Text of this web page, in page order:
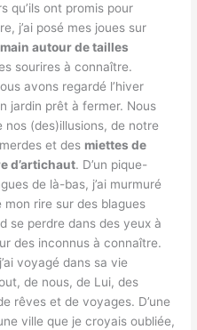
qu’ils ont promis pour
j’ai posé mes joues sur
main autour de tailles
sourires à connaître.
avons regardé l’hiver
jardin prêt à fermer. Nous
(des)illusions, de notre
et des miettes de
d’artichaut. D’un pique-
de là-bas, j’ai murmuré
mon rire sur des blagues
se perdre dans des yeux à
des inconnus à connaître.
voyagé dans sa vie
de nous, de Lui, des
rêves et de voyages. D’une
ville que je croyais oubliée,